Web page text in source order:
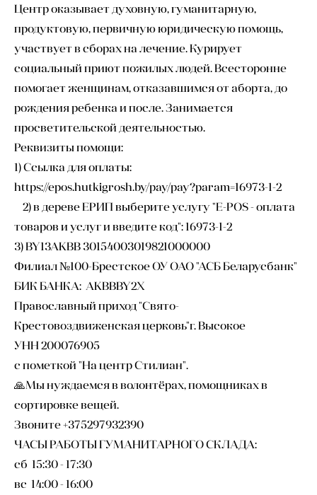
Центр оказывает духовную, гуманитарную,
продуктовую, первичную юридическую помощь,
участвует в сборах на лечение. Курирует
социальный приют пожилых людей. Всесторонне
помогает женщинам, отказавшимся от аборта, до
рождения ребенка и после. Занимается
просветительской деятельностью.
Реквизиты помощи:
1) Ссылка для оплаты:
https://epos.hutkigrosh.by/pay/pay?param=16973-1-2
2) в дереве ЕРИП выберите услугу "E-POS - оплата
товаров и услуг и введите код": 16973-1-2
3) BY13AKBB 30154003019821000000
Филиал №100-Брестское ОУ ОАО "АСБ Беларусбанк"
БИК БАНКА: AKBBBY2X
Православный приход "Свято-
Крестовоздвиженская церковь"г. Высокое
УНН 200076905
с пометкой "На центр Стилиан".
🙏Мы нуждаемся в волонтёрах, помощниках в
сортировке вещей.
Звоните +375297932390
ЧАСЫ РАБОТЫ ГУМАНИТАРНОГО СКЛАДА:
сб 15:30 - 17:30
вс 14:00 - 16:00